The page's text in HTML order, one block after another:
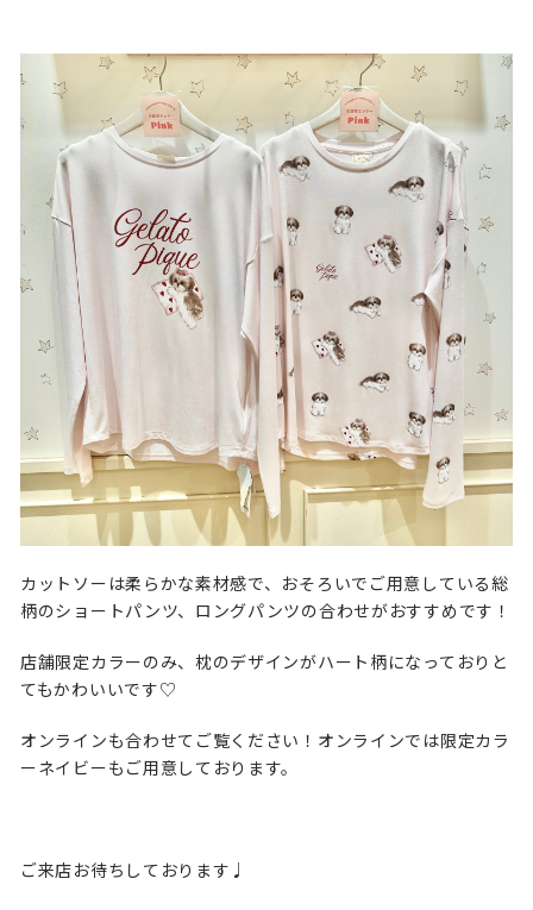
カットソーは柔らかな素材感で、おそろいでご用意している総
柄のショートパンツ、ロングパンツの合わせがおすすめです！
店舗限定カラーのみ、枕のデザインがハート柄になっておりと
てもかわいいです♡
オンラインも合わせてご覧ください！オンラインでは限定カラ
ーネイビーもご用意しております。
ご来店お待ちしております♩